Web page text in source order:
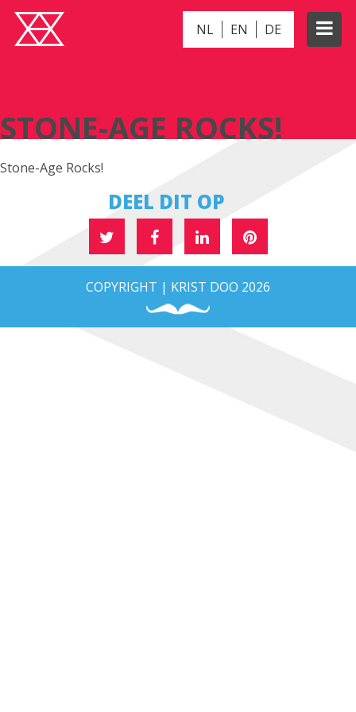
NL EN DE
STONE-AGE ROCKS!
Stone-Age Rocks!
DEEL DIT OP
COPYRIGHT | KRIST DOO 2026